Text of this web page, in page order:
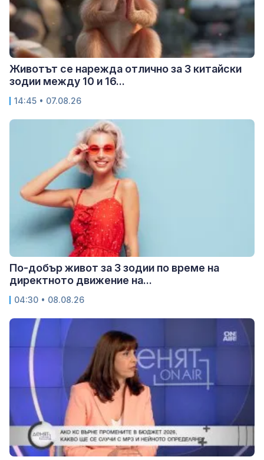
Животът се нарежда отлично за 3 китайски
зодии между 10 и 16...
14:45 • 07.08.26
По-добър живот за 3 зодии по време на
директното движение на...
04:30 • 08.08.26